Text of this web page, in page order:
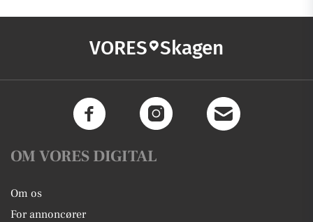
VORES Skagen
OM VORES DIGITAL
Om os
For annoncører